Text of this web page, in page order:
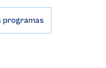
programas